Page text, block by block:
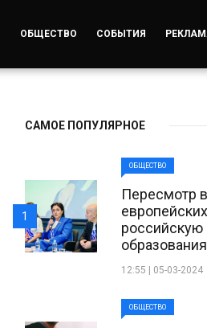
ОБЩЕСТВО СОБЫТИЯ
САМОЕ ПОПУЛЯРНОЕ
ОБЩЕСТВО
Пересмотр
российскую
образования
12:55 | 05-03-2024
1
ОБЩЕСТВО